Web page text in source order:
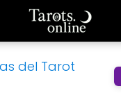
del Tarot